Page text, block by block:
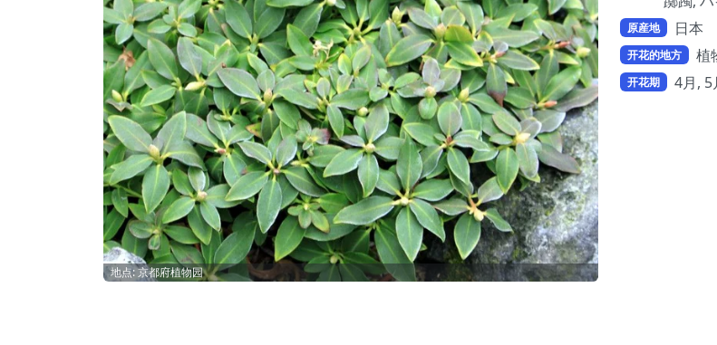
地点: 京都府植物园
原産地 日本
开花的地方 植
开花期 4月, 5